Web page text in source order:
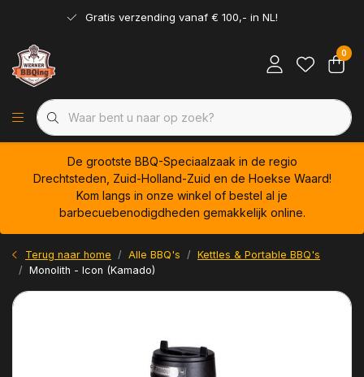
Gratis verzending vanaf € 100,- in NL!
0
De grootste BBQ-Speciaalzaak in de regio
Drechtsteden, Zuid-Holland-Zuid en de Hoekse Waard!
Kom langs in onze winkel of bestel al je
barbecuebenodigdheden gemakkelijk online.
Terug naar home Alle BBQ's
Kettles & Portable BBQ's
Monolith - Icon (Kamado)